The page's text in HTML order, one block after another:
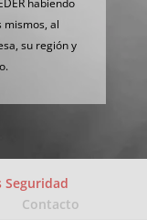
habiendo
mismos, al
su región y
Seguridad
Contacto